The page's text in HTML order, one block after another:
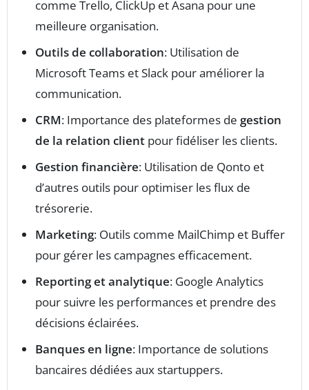
comme Trello, ClickUp et Asana pour une
meilleure organisation.
Outils de collaboration: Utilisation de
Microsoft Teams et Slack pour améliorer la
communication.
CRM: Importance des plateformes de gestion
de la relation client pour fidéliser les clients.
Gestion financière: Utilisation de Qonto et
d’autres outils pour optimiser les flux de
trésorerie.
Marketing: Outils comme MailChimp et Buffer
pour gérer les campagnes efficacement.
Reporting et analytique: Google Analytics
pour suivre les performances et prendre des
décisions éclairées.
Banques en ligne: Importance de solutions
bancaires dédiées aux startuppers.